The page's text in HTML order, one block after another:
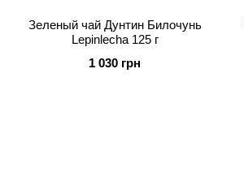
Зеленый чай Дунтин Билочунь
Lepinlecha 125 г
1 030 грн